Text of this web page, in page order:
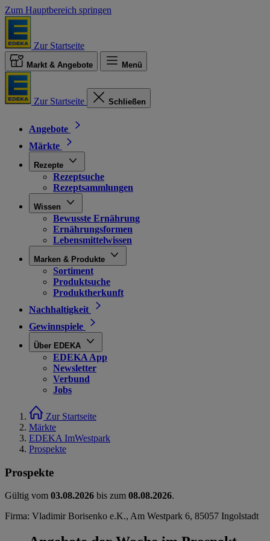
Zum Hauptbereich springen
Zur Startseite
Markt & Angebote Menü
Zur Startseite Schließen
Angebote
Märkte
Rezepte
Rezeptsuche
Rezeptsammlungen
Wissen
Bewusste Ernährung
Ernährungsformen
Lebensmittelwissen
Marken & Produkte
Sortiment
Produktsuche
Produktherkunft
Nachhaltigkeit
Gewinnspiele
Über EDEKA
EDEKA App
Newsletter
Verbund
Jobs
Zur Startseite
Märkte
EDEKA ImWestpark
Prospekte
Prospekte
Gültig vom 03.08.2026 bis zum 08.08.2026.
Firma: Vladimir Borisenko e.K., Am Westpark 6, 85057 Ingolstadt